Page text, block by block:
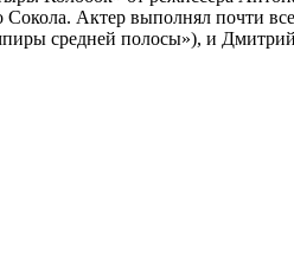
Актер выполнял почти
средней полосы»), и